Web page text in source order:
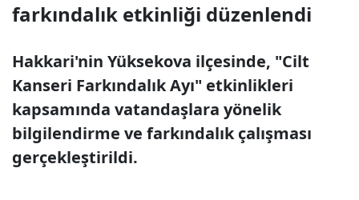
farkındalık etkinliği düzenlendi
Hakkari'nin Yüksekova ilçesinde, "Cilt
Kanseri Farkındalık Ayı" etkinlikleri
kapsamında vatandaşlara yönelik
bilgilendirme ve farkındalık çalışması
gerçekleştirildi.